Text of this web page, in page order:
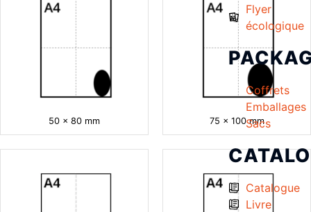
Flyer
écologique
Coffrets
Emballages
Sacs
Catalogue
Livre
50 x 80 mm 75 x 100 mm